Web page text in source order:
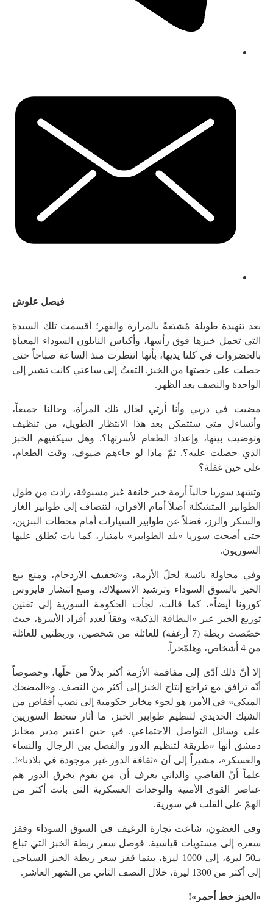
فيصل علوش
بعد تنهيدة طويلة مُشبَعةً بالمرارة والقهر؛ أقسمت تلك السيدة
التي تحمل خبزها فوق رأسها، وأكياس النايلون السوداء المعبأة
بالخضروات في كلتا يديها، بأنها انتظرت منذ الساعة صباحاً حتى
حصلت على حصتها من الخبز. التفتُ إلى ساعتي كانت تشير إلى
الواحدة والنصف بعد الظهر.
مضيت في دربي وأنا أرثي لحال تلك المرأة، وحالنا جميعاً،
وأتساءل متى ستتمكن بعد هذا الانتظار الطويل، من تنظيف
وتوضيب بيتها، وإعداد الطعام لأسرتها؟. وهل سيكفيهم الخبز
الذي حصلت عليه؟. ثمّ ماذا لو جاءهم ضيوف، وقت الطعام،
على حين غفلة؟
وتشهد سوريا حالياً أزمة خبز خانقة غير مسبوقة، زادت من طول
الطوابير المتشكلة أصلاً أمام الأفران، لتنضاف إلى طوابير الغاز
والسكر والرز، فضلاً عن طوابير السيارات أمام محطات البنزين،
حتى أضحت سوريا «بلد الطوابير» بامتياز، كما بات يُطلق عليها
السوريون.
وفي محاولة بائسة لحلّ الأزمة، و«تخفيف الازدحام، ومنع بيع
الخبز بالسوق السوداء وترشيد الاستهلاك، ومنع انتشار فايروس
كورونا أيضاً»، كما قالت، لجأت الحكومة السورية إلى تقنين
توزيع الخبز عبر «البطاقة الذكية» وفقاً لعدد أفراد الأسرة، حيث
خصّصت ربطة (7 أرغفة) للعائلة من شخصين، وربطتين للعائلة
من 4 أشخاص، وهلمّجراً.
إلا أنّ ذلك أدّى إلى مفاقمة الأزمة أكثر بدلاً من حلّها، وخصوصاً
أنّه ترافق مع تراجع إنتاج الخبز إلى أكثر من النصف. و«المضحك
المبكي» في الأمر، هو لجوء مخابز حكومية إلى نصب أقفاص من
الشبك الحديدي لتنظيم طوابير الخبز، ما أثار سخط السوريين
على وسائل التواصل الاجتماعي. في حين اعتبر مدير مخابز
دمشق أنها «طريقة لتنظيم الدور والفصل بين الرجال والنساء
والعسكر»، مشيراً إلى أن «ثقافة الدور غير موجودة في بلادنا»!.
علماً أنّ القاصي والداني يعرف أن من يقوم بخرق الدور هم
عناصر القوى الأمنية والوحدات العسكرية التي باتت أكثر من
الهمّ على القلب في سورية.
وفي الغضون، شاعت تجارة الرغيف في السوق السوداء وقفز
سعره إلى مستويات قياسية. فوصل سعر ربطة الخبز التي تباع
بـ50 ليرة، إلى 1000 ليرة، بينما قفز سعر ربطة الخبز السياحي
إلى أكثر من 1300 ليرة، خلال النصف الثاني من الشهر العاشر.
«الخبز خط أحمر»!